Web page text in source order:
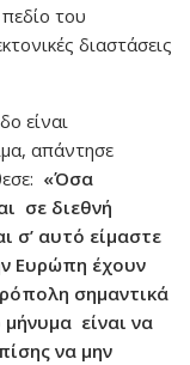
του
διαστάσεις
είναι
απάντησε
«Όσα
σε διεθνή
σ’ αυτό είμαστε
Ευρώπη έχουν
σημαντικά
είναι να
να μην